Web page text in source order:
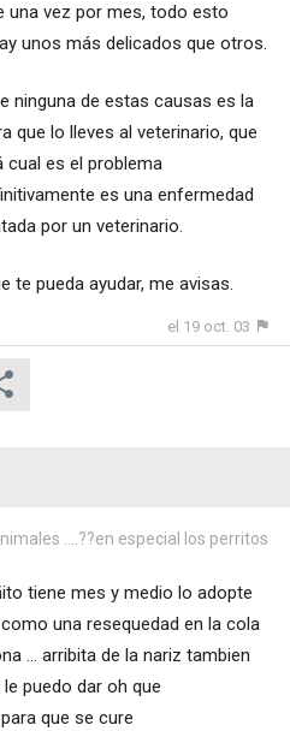
una vez por mes, todo esto
unos más delicados que otros.
ninguna de estas causas es la
que lo lleves al veterinario, que
cual es el problema
es una enfermedad
por un veterinario.
te pueda ayudar, me avisas.
el 19 oct. 03
....??en especial los perritos
tiene mes y medio lo adopte
una resequedad en la cola
... arribita de la nariz tambien
puedo dar oh que
que se cure